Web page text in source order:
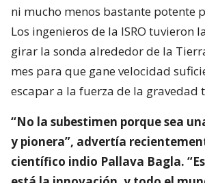
ni mucho menos bastante potente
Los ingenieros de la ISRO tuvieron
girar la sonda alrededor de la
mes para que gane velocidad
escapar a la fuerza de la gravedad
“No la subestimen porque sea
y pionera”, advertía
científico indio Pallava Bagla.